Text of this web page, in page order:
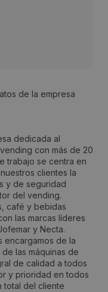
de la empresa
dedicada al
con más de 20
trabajo se centra en
clientes la
y de seguridad
del vending.
café y bebidas
las marcas líderes
y Necta.
encargamos de la
las máquinas de
de calidad a todos
y prioridad en todos
total del cliente